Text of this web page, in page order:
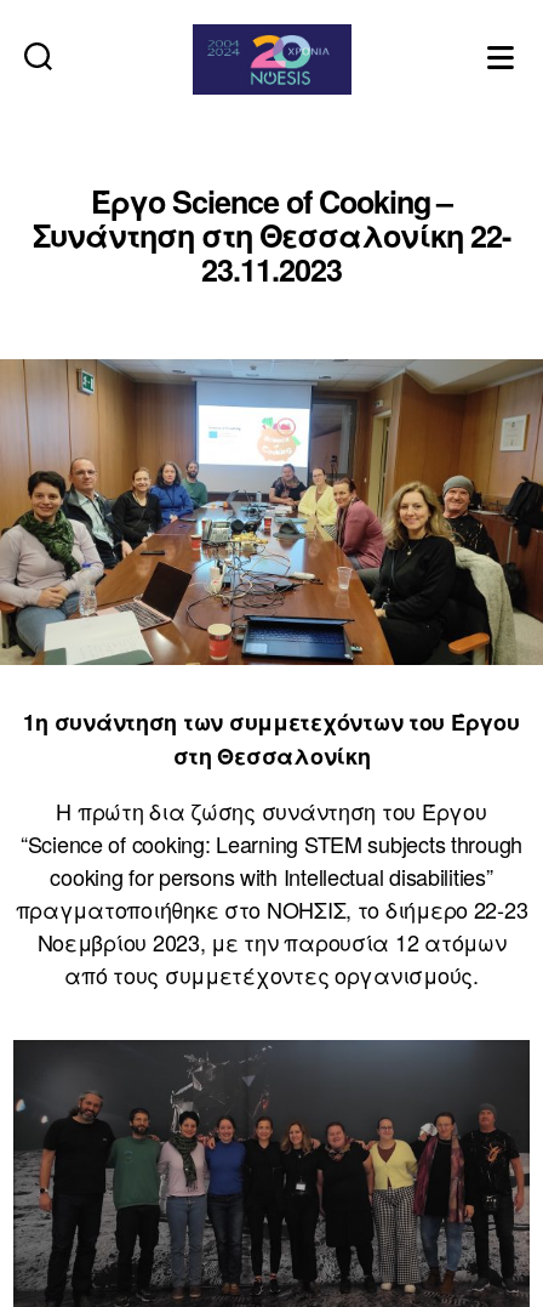
Έργο Science of Cooking –
Συνάντηση στη Θεσσαλονίκη 22-
23.11.2023
1η συνάντηση των συμμετεχόντων του Έργου
στη Θεσσαλονίκη
Η πρώτη δια ζώσης συνάντηση του Έργου
“Science of cooking: Learning STEM subjects through
cooking for persons with Intellectual disabilities”
πραγματοποιήθηκε στο ΝΟΗΣΙΣ, το διήμερο 22-23
Νοεμβρίου 2023, με την παρουσία 12 ατόμων
από τους συμμετέχοντες οργανισμούς.